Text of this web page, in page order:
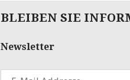
BLEIBEN SIE
Newsletter